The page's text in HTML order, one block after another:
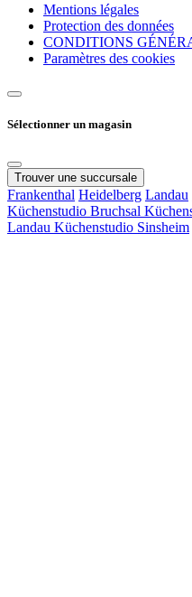
Mentions légales
Protection des données
CONDITIONS
Paramètres des cookies
Sélectionner un magasin
Trouver une succursale
Frankenthal Heidelberg Landau
Küchenstudio Bruchsal
Landau Küchenstudio Sinsheim